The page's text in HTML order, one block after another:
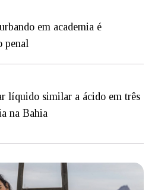
em academia é
penal
líquido similar a ácido em três
na Bahia